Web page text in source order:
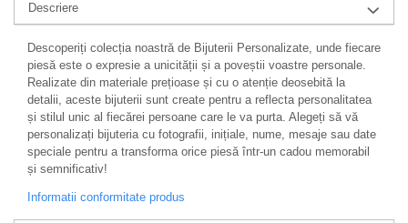
Descriere
Descoperiți colecția noastră de Bijuterii Personalizate, unde fiecare
piesă este o expresie a unicității și a poveștii voastre personale.
Realizate din materiale prețioase și cu o atenție deosebită la
detalii, aceste bijuterii sunt create pentru a reflecta personalitatea
și stilul unic al fiecărei persoane care le va purta. Alegeți să vă
personalizați bijuteria cu fotografii, inițiale, nume, mesaje sau date
speciale pentru a transforma orice piesă într-un cadou memorabil
și semnificativ!
Informatii conformitate produs